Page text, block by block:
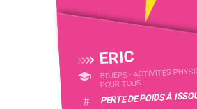
ERIC
BPJEPS - ACTIVITÉS
POUR TOUS
# PERTE DE POIDS À